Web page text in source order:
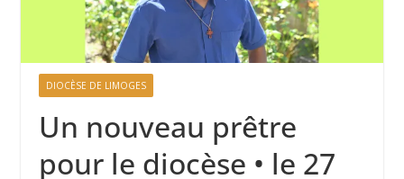
DIOCÈSE DE LIMOGES
Un nouveau prêtre
pour le diocèse • le 27